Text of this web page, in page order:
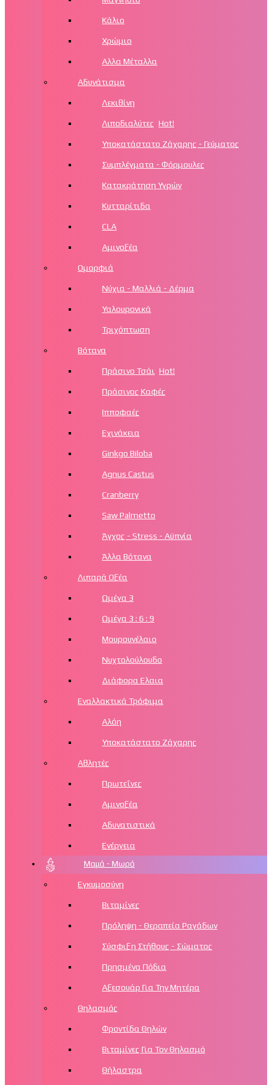
Κάλιο
Χρώμιο
Αλλα Μέταλλα
Αδυνάτισμα
Λεκιθίνη
Λιποδιαλύτες Hot!
Υποκατάστατο Ζάχαρης - Γεύματος
Συμπλέγματα - Φόρμουλες
Κατακράτηση Υγρών
Κυτταρίτιδα
CLA
Αμινοξέα
Ομορφιά
Νύχια - Μαλλιά - Δέρμα
Υαλουρονικά
Τριχόπτωση
Βότανα
Πράσινο Τσάι Hot!
Πράσινος Καφές
Ιπποφαές
Εχινάκεια
Ginkgo Biloba
Agnus Castus
Cranberry
Saw Palmetto
Άγχος - Stress - Αϋπνία
Άλλα Βότανα
Λιπαρά Οξέα
Ωμέγα 3
Ωμέγα 3 : 6 : 9
Μουρουνέλαιο
Νυχτολούλουδο
Διάφορα Ελαια
Εναλλακτικά Τρόφιμα
Αλόη
Υποκατάστατο Ζάχαρης
Αθλητές
Πρωτεΐνες
Αμινοξέα
Αδυνατιστικά
Ενέργεια
Μαμά - Μωρό
Εγκυμοσύνη
Βιταμίνες
Πρόληψη - Θεραπεία Ραγάδων
Σύσφιξη Στήθους - Σώματος
Πρησμένα Πόδια
Αξεσουάρ Για Την Μητέρα
Θηλασμός
Φροντίδα Θηλών
Βιταμίνες Για Τον Θηλασμό
Θήλαστρα